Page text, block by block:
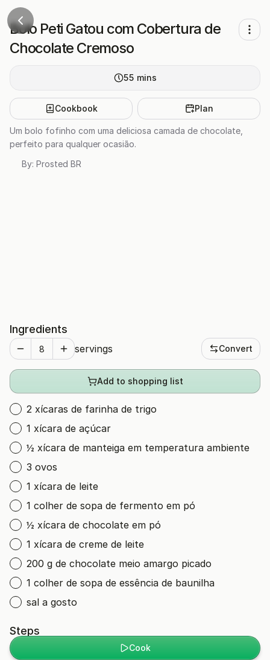
Bolo Peti Gatou com Cobertura de
Chocolate Cremoso
55 mins
Cookbook Plan
Um bolo fofinho com uma deliciosa camada de chocolate,
perfeito para qualquer ocasião.
By: Prosted BR
Ingredients
servings Convert
Add to shopping list
2 xícaras de farinha de trigo
1 xícara de açúcar
½ xícara de manteiga em temperatura ambiente
3 ovos
1 xícara de leite
1 colher de sopa de fermento em pó
½ xícara de chocolate em pó
1 xícara de creme de leite
200 g de chocolate meio amargo picado
1 colher de sopa de essência de baunilha
sal a gosto
Steps
Cook